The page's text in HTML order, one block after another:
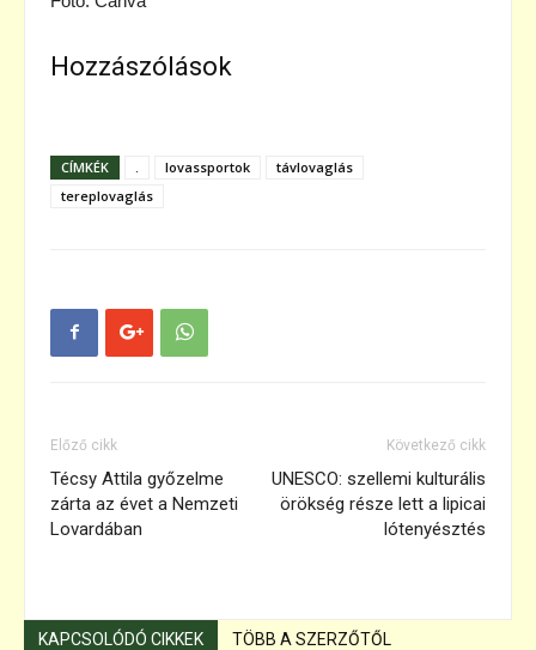
Hozzászólások
CÍMKÉK lovassportok
távlovaglás
tereplovaglás
Előző cikk
Técsy Attila győzelme
zárta az évet a Nemzeti
Lovardában
Következő cikk
UNESCO: szellemi kulturális
örökség része lett a lipicai
lótenyésztés
KAPCSOLÓDÓ CIKKEK TÖBB A SZERZŐTŐL